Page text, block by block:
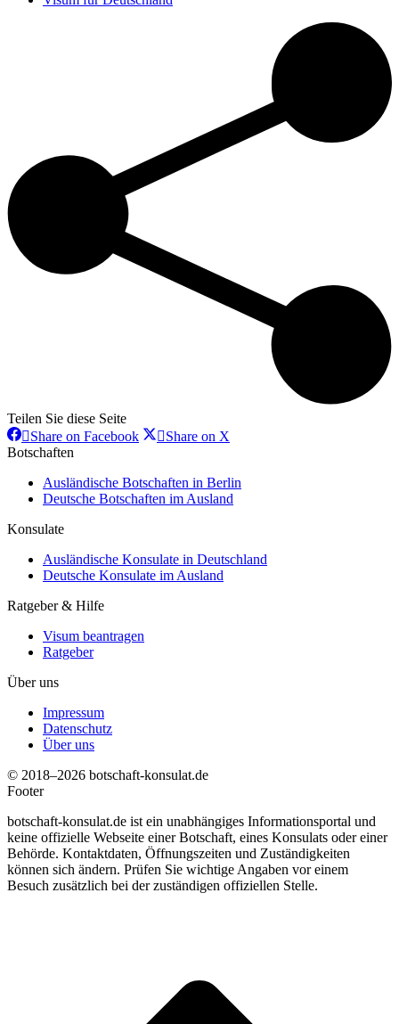
Teilen Sie diese Seite
Share on FacebookShareShare on X
Botschaften
Ausländische Botschaften in Berlin
Deutsche Botschaften im Ausland
Konsulate
Ausländische Konsulate in Deutschland
Deutsche Konsulate im Ausland
Ratgeber & Hilfe
Visum beantragen
Ratgeber
Über uns
Impressum
Datenschutz
Über uns
© 2018–2026 botschaft-konsulat.de
Footer
botschaft-konsulat.de ist ein unabhängiges Informationsportal und
keine offizielle Webseite einer Botschaft, eines Konsulats oder einer
Behörde. Kontaktdaten, Öffnungszeiten und Zuständigkeiten
können sich ändern. Prüfen Sie wichtige Angaben vor einem
Besuch zusätzlich bei der zuständigen offiziellen Stelle.